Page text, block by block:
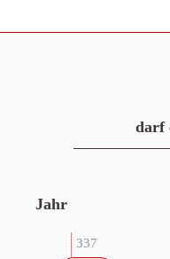
darf
Jahr
337